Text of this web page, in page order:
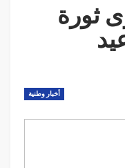
ثورة
أخبار وطنية